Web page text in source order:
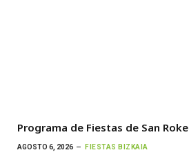
Programa de Fiestas de San
AGOSTO 6, 2026 FIESTAS BIZKAIA